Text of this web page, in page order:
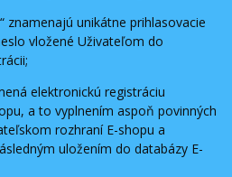
“ znamenajú unikátne prihlasovacie
vložené Uživateľom do
elektronickú registráciu
a to vyplnením aspoň povinných
rozhraní E-shopu a
uložením do databázy E-